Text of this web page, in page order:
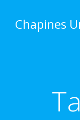
Chapines